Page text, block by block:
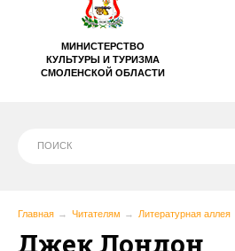
МИНИСТЕРСТВО
КУЛЬТУРЫ И ТУРИЗМА
СМОЛЕНСКОЙ ОБЛАСТИ
Главная Читателям Литературная аллея
Джек Лондон